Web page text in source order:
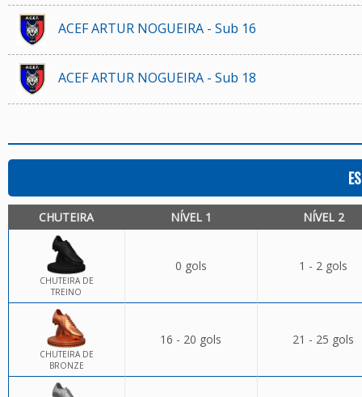
ACEF ARTUR NOGUEIRA - Sub 16
ACEF ARTUR NOGUEIRA - Sub 18
CHUTEIRA NÍVEL 1 NÍVEL 2
CHUTEIRA DE
TREINO
0 gols 1 - 2 gols
CHUTEIRA DE
BRONZE
16 - 20 gols 21 - 25 gols